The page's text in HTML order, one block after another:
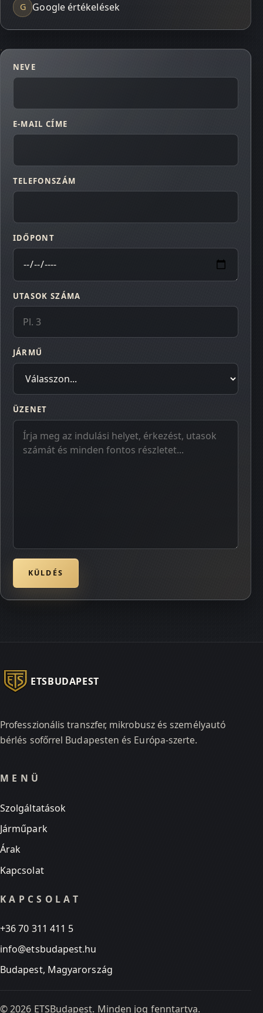
G Google értékelések
NEVE
E-MAIL CÍME
TELEFONSZÁM
IDŐPONT
UTASOK SZÁMA
JÁRMŰ
ÜZENET
KÜLDÉS
ETSBUDAPEST
Professzionális transzfer, mikrobusz és személyautó
bérlés sofőrrel Budapesten és Európa-szerte.
MENÜ
Szolgáltatások
Járműpark
Árak
Kapcsolat
KAPCSOLAT
+36 70 311 411 5
info@etsbudapest.hu
Budapest, Magyarország
©2026 ETSBudapest. Minden jog fenntartva.